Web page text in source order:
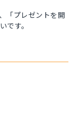
「プレゼントを開
です。